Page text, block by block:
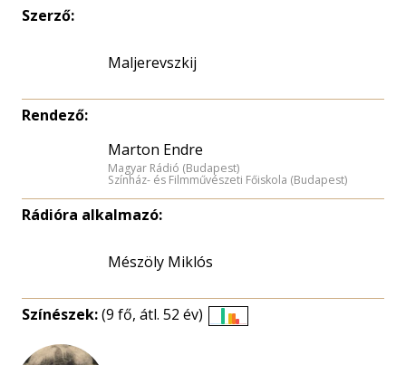
Szerző:
Maljerevszkij
Rendező:
Marton Endre
Magyar Rádió (Budapest)
Színház- és Filmművészeti Főiskola (Budapest)
Rádióra alkalmazó:
Mészöly Miklós
Színészek:(9 fő, átl. 52 év)